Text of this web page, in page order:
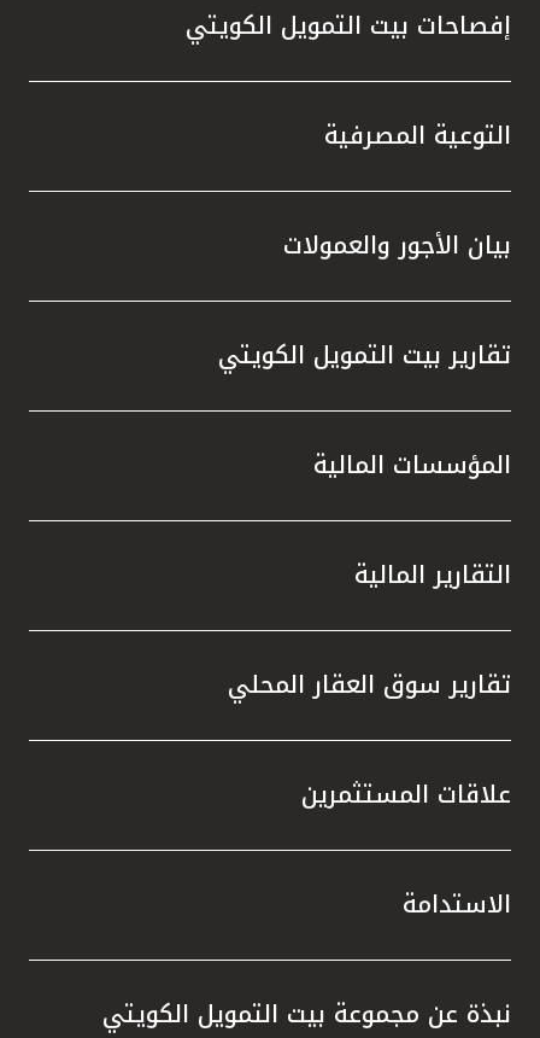
إفصاحات بيت التمويل الكويتي
التوعية المصرفية
بيان الأجور والعمولات
تقارير بيت التمويل الكويتي
المؤسسات المالية
التقارير المالية
تقارير سوق العقار المحلي
علاقات المستثمرين
الاستدامة
نبذة عن مجموعة بيت التمويل الكويتي